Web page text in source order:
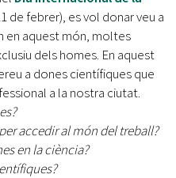
de febrer), es vol donar veu a
en aquest món, moltes
dels homes. En aquest
a dones científiques que
a la nostra ciutat.
accedir al món del treball?
en la ciència?